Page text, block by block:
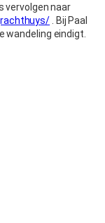
vervolgen naar
. Bij Paal
wandeling eindigt.